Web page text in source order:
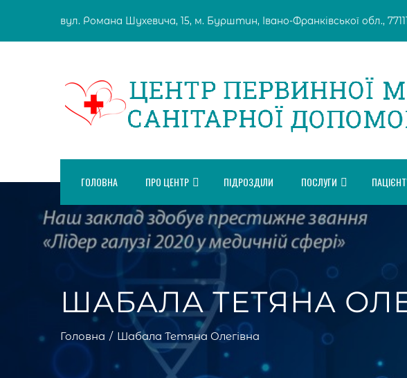
content
вул. Романа Шухевича, 15, м. Бурштин, Івано-Франківської обл.,
ГОЛОВНА ПРО ЦЕНТР ПІДРОЗДІЛИ ПОСЛУГИ
ШАБАЛА ТЕТЯНА
Головна Шабала Тетяна Олегівна